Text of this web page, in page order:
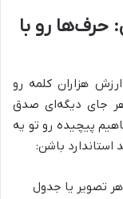
حرف‌ها رو با
هزاران کلمه رو
هر جای دیگه‌ای صدق
پیچیده رو تو یه
استاندارد باشن:
هر تصویر یا جدول